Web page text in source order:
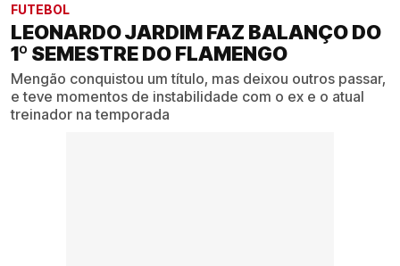
FUTEBOL
LEONARDO JARDIM FAZ BALANÇO DO
1º SEMESTRE DO FLAMENGO
Mengão conquistou um título, mas deixou outros passar,
e teve momentos de instabilidade com o ex e o atual
treinador na temporada